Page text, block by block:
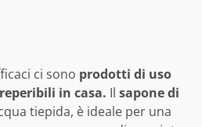
ci sono prodotti di uso
in casa. Il sapone di
tiepida, è ideale per una